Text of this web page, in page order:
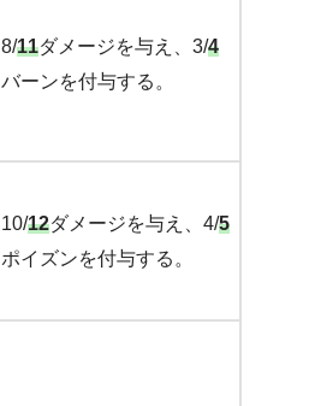
8/11ダメージを与え、3/4
バーンを付与する。
10/12ダメージを与え、4/5
ポイズンを付与する。